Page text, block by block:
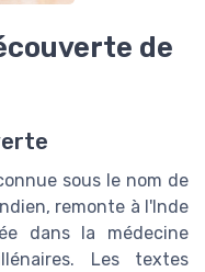
de
sous le nom de
remonte à l'Inde
dans la médecine
Les textes